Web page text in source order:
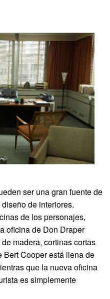
ser una gran fuente de
de interiores.
de los personajes,
oficina de Don Draper
madera, cortinas cortas
Cooper está llena de
que la nueva oficina
es simplemente